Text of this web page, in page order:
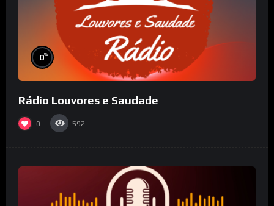
0%
Rádio Louvores e Saudade
0 592